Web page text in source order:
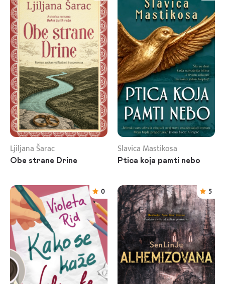
Ljiljana Šarac
Obe strane Drine
Slavica Mastikosa
Ptica koja pamti nebo
0 5